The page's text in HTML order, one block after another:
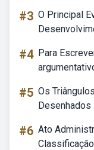
#3 O Principal
#4 Para
#5 Os
Desenhados
#6 Ato